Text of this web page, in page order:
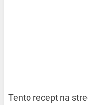
Tento recept na